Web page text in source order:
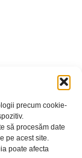
precum cookie-
să procesăm date
pe acest site.
poate afecta